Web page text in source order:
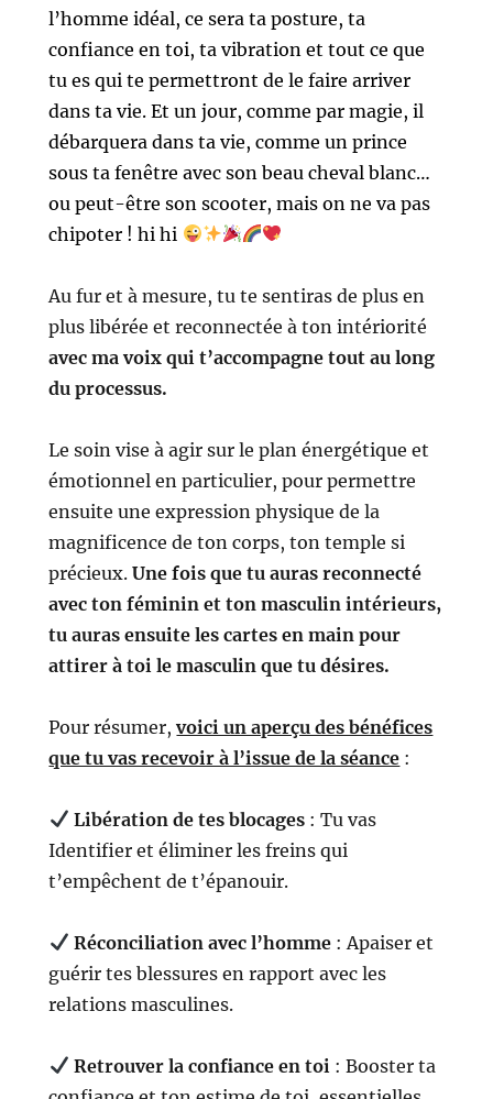
l’homme idéal, ce sera ta posture, ta
confiance en toi, ta vibration et tout ce que
tu es qui te permettront de le faire arriver
dans ta vie. Et un jour, comme par magie, il
débarquera dans ta vie, comme un prince
sous ta fenêtre avec son beau cheval blanc…
ou peut-être son scooter, mais on ne va pas
chipoter ! hi hi
Au fur et à mesure, tu te sentiras de plus en
plus libérée et reconnectée à ton intériorité
avec ma voix qui t’accompagne tout au long
du processus.
Le soin vise à agir sur le plan énergétique et
émotionnel en particulier, pour permettre
ensuite une expression physique de la
magnificence de ton corps, ton temple si
précieux.Une fois que tu auras reconnecté
avec ton féminin et ton masculin intérieurs,
tu auras ensuite les cartes en main pour
attirer à toi le masculin que tu désires.
Pour résumer,voici un aperçu des bénéfices
que tu vas recevoir à l’issue de la séance :
Libération de tes blocages: Tu vas
Identifier et éliminer les freins qui
t’empêchent de t’épanouir.
Réconciliation avec l’homme: Apaiser et
guérir tes blessures en rapport avec les
relations masculines.
Retrouver la confiance en toi : Booster ta